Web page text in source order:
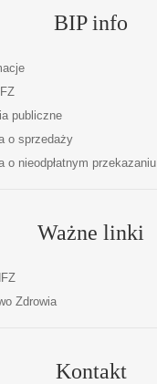
BIP info
publiczne
o sprzedaży
o nieodpłatnym przekazaniu
Ważne linki
Zdrowia
Kontakt